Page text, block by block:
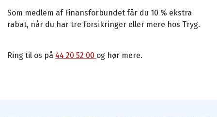
Som medlem af Finansforbundet får du 10 % ekstra
rabat, når du har tre forsikringer eller mere hos Tryg.
Ring til os på 44 20 52 00 og hør mere.